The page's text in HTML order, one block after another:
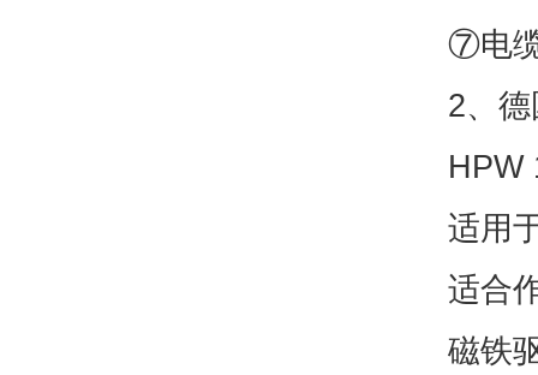
⑦电
2、
HPW
适用
适合
磁铁